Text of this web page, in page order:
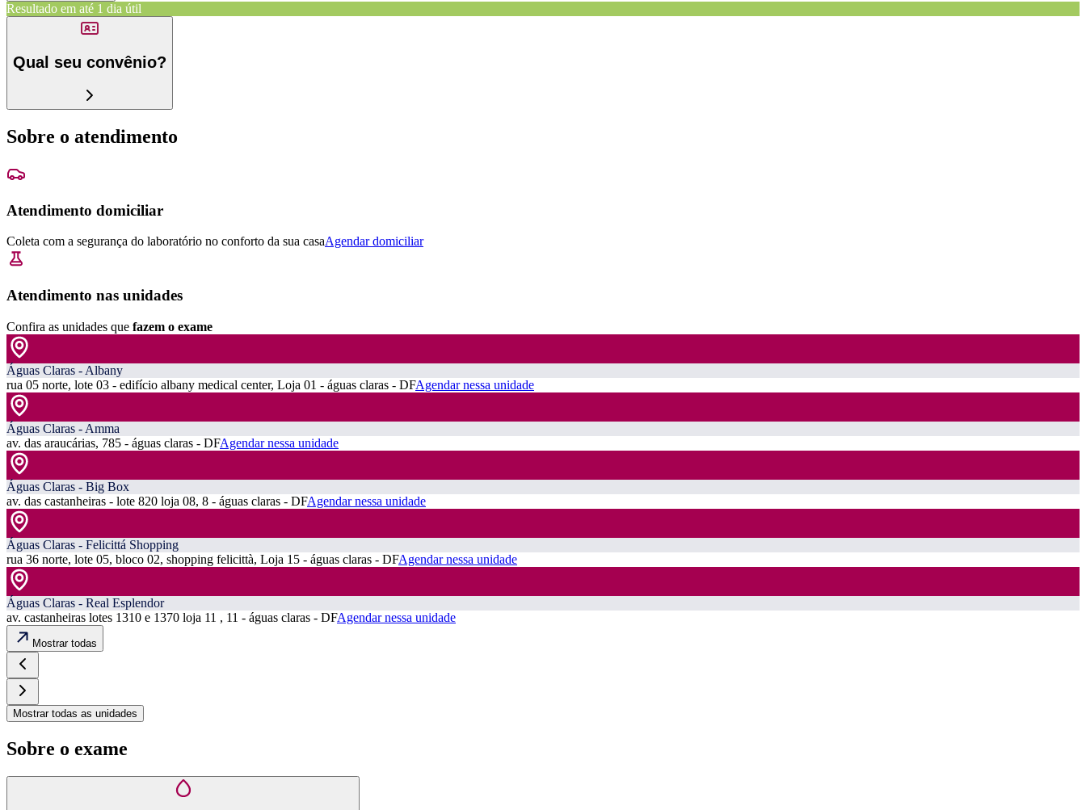
Resultado em até 1 dia útil
Qual seu convênio?
Sobre o atendimento
Atendimento domiciliar
Coleta com a segurança do laboratório no conforto da sua casaAgendar domiciliar
Atendimento nas unidades
Confira as unidades que fazem o exame
Águas Claras - Albany
rua 05 norte, lote 03 - edifício albany medical center, Loja 01 - águas claras - DFAgendar nessa unidade
Águas Claras - Amma
av. das araucárias, 785 - águas claras - DFAgendar nessa unidade
Águas Claras - Big Box
av. das castanheiras - lote 820 loja 08, 8 - águas claras - DFAgendar nessa unidade
Águas Claras - Felicittá Shopping
rua 36 norte, lote 05, bloco 02, shopping felicittà, Loja 15 - águas claras - DFAgendar nessa unidade
Águas Claras - Real Esplendor
av. castanheiras lotes 1310 e 1370 loja 11 , 11 - águas claras - DFAgendar nessa unidade
Mostrar todas
Mostrar todas as unidades
Sobre o exame